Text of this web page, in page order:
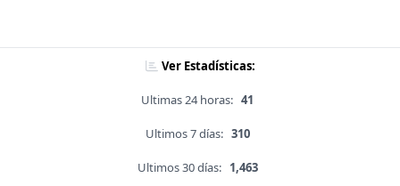
Ver Estadísticas:
Ultimas 24 horas: 41
Ultimos 7 días: 310
Ultimos 30 días: 1,463